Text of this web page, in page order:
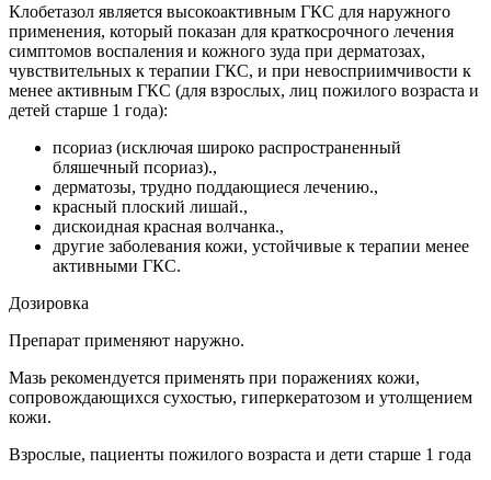
Клобетазол является высокоактивным ГКС для наружного
применения, который показан для краткосрочного лечения
симптомов воспаления и кожного зуда при дерматозах,
чувствительных к терапии ГКС, и при невосприимчивости к
менее активным ГКС (для взрослых, лиц пожилого возраста и
детей старше 1 года):
псориаз (исключая широко распространенный
бляшечный псориаз).,
дерматозы, трудно поддающиеся лечению.,
красный плоский лишай.,
дискоидная красная волчанка.,
другие заболевания кожи, устойчивые к терапии менее
активными ГКС.
Дозировка
Препарат применяют наружно.
Мазь рекомендуется применять при поражениях кожи,
сопровождающихся сухостью, гиперкератозом и утолщением
кожи.
Взрослые, пациенты пожилого возраста и дети старше 1 года